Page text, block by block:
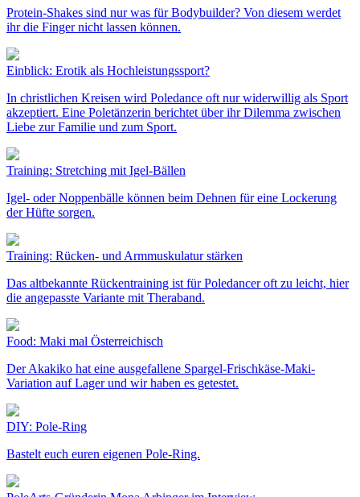
Protein-Shakes sind nur was für Bodybuilder? Von diesem werdet
ihr die Finger nicht lassen können.
Einblick: Erotik als Hochleistungssport?
In christlichen Kreisen wird Poledance oft nur widerwillig als Sport
akzeptiert. Eine Poletänzerin berichtet über ihr Dilemma zwischen
Liebe zur Familie und zum Sport.
Training: Stretching mit Igel-Bällen
Igel- oder Noppenbälle können beim Dehnen für eine Lockerung
der Hüfte sorgen.
Training: Rücken- und Armmuskulatur stärken
Das altbekannte Rückentraining ist für Poledancer oft zu leicht, hier
die angepasste Variante mit Theraband.
Food: Maki mal Österreichisch
Der Akakiko hat eine ausgefallene Spargel-Frischkäse-Maki-
Variation auf Lager und wir haben es getestet.
DIY: Pole-Ring
Bastelt euch euren eigenen Pole-Ring.